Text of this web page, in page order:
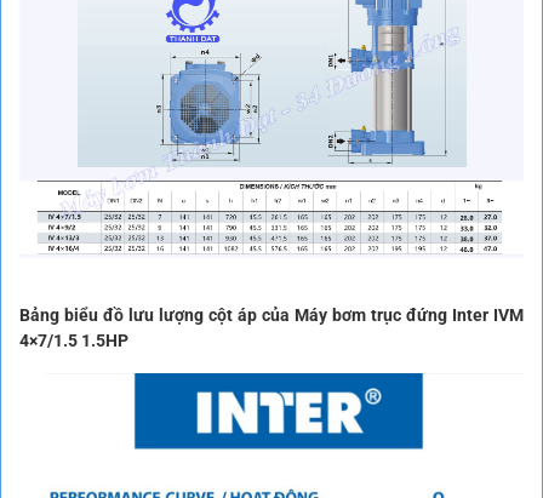
Bảng biểu đồ lưu lượng cột áp của Máy bơm trục đứng Inter IVM
4×7/1.5 1.5HP